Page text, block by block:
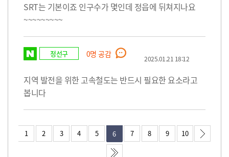
SRT는 기본이죠 인구수가 몇인데 정읍에 뒤쳐지나요
~~~~~~~~~
정선구 0명 공감 2025.01.21 18:12
지역 발전을 위한 고속철도는 반드시 필요한 요소라고
봅니다
1 2 3 4 5 6 7 8 9 10